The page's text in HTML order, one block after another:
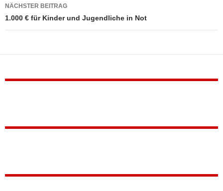
NÄCHSTER BEITRAG
1.000 € für Kinder und Jugendliche in Not